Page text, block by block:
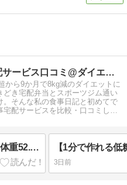
おすすめ食事宅配サービス口コミ@ダイエット
から9か月で8kg減のダイエットに
どき宅配弁当とスポーツジム通い
。そんな私の食事日記と初めてで
宅配サービスを比較・口コミして
【雑穀ごはんの簡単な炊き方】体重52.7kg⇒52.4kg（2026年8月4日火曜）
3日前